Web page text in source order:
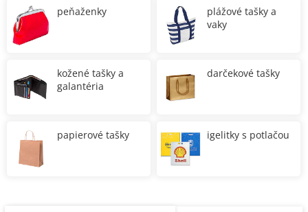
peňaženky
plážové tašky a
vaky
kožené tašky a
galantéria
darčekové tašky
papierové tašky igelitky s potlačou